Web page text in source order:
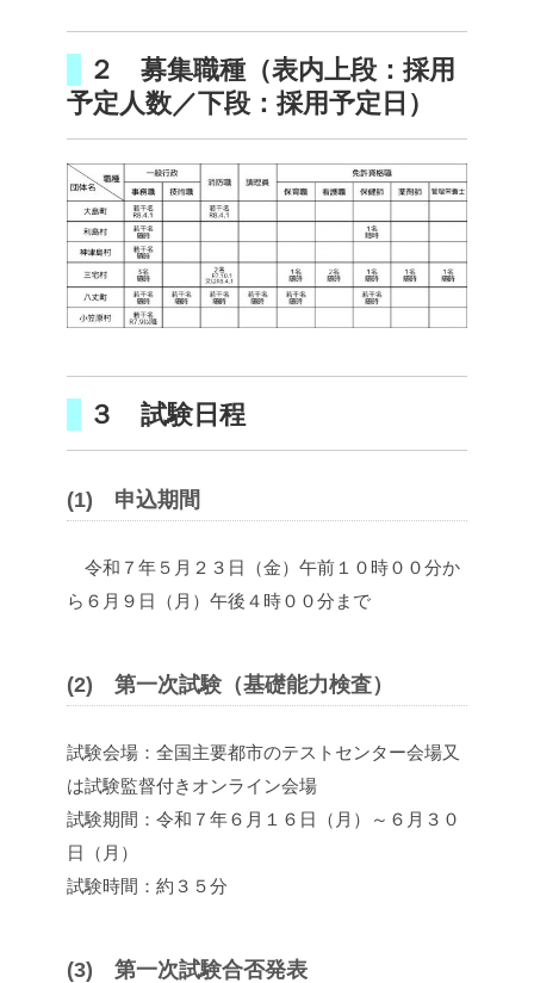
２ 募集職種（表内上段：採用
予定人数／下段：採用予定日）
３ 試験日程
(1) 申込期間
令和７年５月２３日（金）午前１０時００分か
ら６月９日（月）午後４時００分まで
(2) 第一次試験（基礎能力検査）
試験会場：全国主要都市のテストセンター会場又
は試験監督付きオンライン会場
試験期間：令和７年６月１６日（月）～６月３０
日（月）
試験時間：約３５分
(3) 第一次試験合否発表